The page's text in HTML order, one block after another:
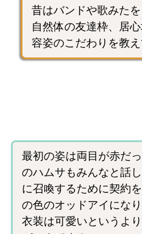
昔はバンドや歌みた
自然体の友達枠、居
容姿のこだわりを教え
最初の姿は両目が赤だ
のハムサもみんなと話
に召喚するために契約
の色のオッドアイにな
衣装は可愛いというよ